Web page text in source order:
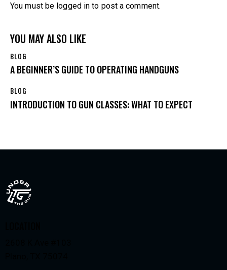
You must be logged in to post a comment.
YOU MAY ALSO LIKE
BLOG
A BEGINNER’S GUIDE TO OPERATING HANDGUNS
BLOG
INTRODUCTION TO GUN CLASSES: WHAT TO EXPECT